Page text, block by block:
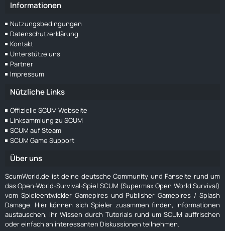
Informationen
Nutzungsbedingungen
Datenschutzerklärung
Kontakt
Unterstütze uns
Partner
Impressum
Nützliche Links
Offizielle SCUM Webseite
Linksammlung zu SCUM
SCUM auf Steam
SCUM Game Support
Über uns
ScumWorld.de ist deine deutsche Community und Fanseite rund um
das Open-World-Survival-Spiel SCUM (Supermax Open World Survival)
vom Spieleentwickler Gamepires und Publisher Gamepires / Splash
Damage. Hier können sich Spieler zusammen finden, Informationen
austauschen, ihr Wissen durch Tutorials rund um SCUM auffrischen
oder einfach an interessanten Diskussionen teilnehmen.